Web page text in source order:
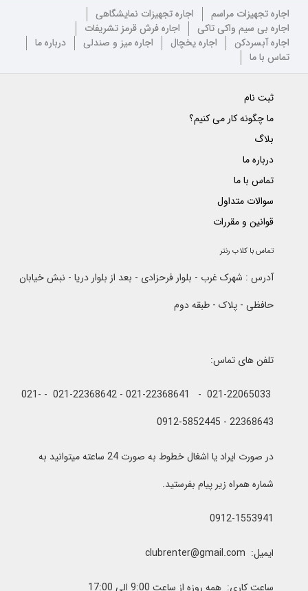
اجاره تجهیزات مراسم
اجاره تجهیزات نمایشگاهی
اجاره بی سیم واکی تاکی
اجاره فرش قرمز تشریفات
اجاره آبسردکن
اجاره یخچال اجاره میز و صندلی
درباره ما
تماس با ما
ثبت نام
ما چگونه کار می کنیم؟
بلاگ
درباره ما
تماس با ما
سوالات متداول
قوانین و مقررات
تماس با کلاب رنتر
آدرس : شهرک غرب - بلوار فرحزادی - بعد از بلوار دریا - نبش خیابان
حافظی - پلاک - طبقه دوم
تلفن های تماس:
021-22065033 - 021-22368641 - 021-22368642 - 021-
22368643 - 0912-5852445
در صورت ایراد یا اشغال خطوط به صورت 24 ساعته میتوانید به
شماره همراه زیر پیام بفرستید.
0912-1553941
ایمیل: clubrenter@gmail.com
ساعت کاری: همه روزه از ساعت 9:00 الی 17:00